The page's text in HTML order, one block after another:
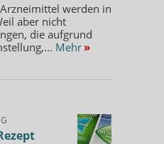
werden in
aber nicht
die aufgrund
Mehr »